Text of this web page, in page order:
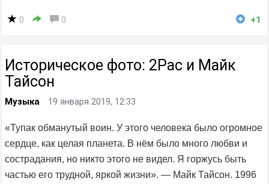
0 0 +1
Историческое фото: 2Pac и Майк
Тайсон
Музыка 19 января 2019, 12:33
«Тупак обманутый воин. У этого человека было огромное
сердце, как целая планета. В нём было много любви и
сострадания, но никто этого не видел. Я горжусь быть
частью его трудной, яркой жизни». — Майк Тайсон. 1996